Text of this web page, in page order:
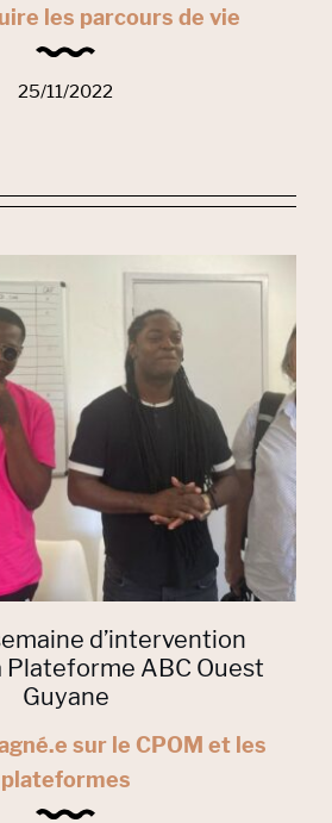
les parcours de vie
25/11/2022
d’intervention
Plateforme ABC Ouest
Guyane
sur le CPOM et les
plateformes